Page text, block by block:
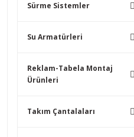
Sürme Sistemler
Su Armatürleri
Reklam-Tabela Montaj
Ürünleri
Takım Çantalaları